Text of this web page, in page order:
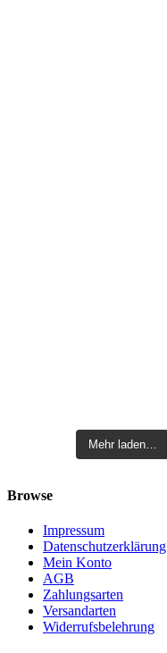
Mehr laden…
Browse
Impressum
Datenschutzerklärung
Mein Konto
AGB
Zahlungsarten
Versandarten
Widerrufsbelehrung